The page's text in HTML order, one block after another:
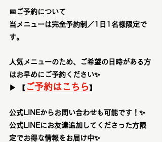
📅 ご予約について
当メニューは完全予約制／1日1名様限定で
す。
人気メニューのため、ご希望の日時がある方
はお早めにご予約ください✨
▶︎
【ご予約はこちら】
公式LINEからお問い合わせも可能です！✨
公式LINEにお友達追加してくださった方限
定でお得な情報をお届け中✨